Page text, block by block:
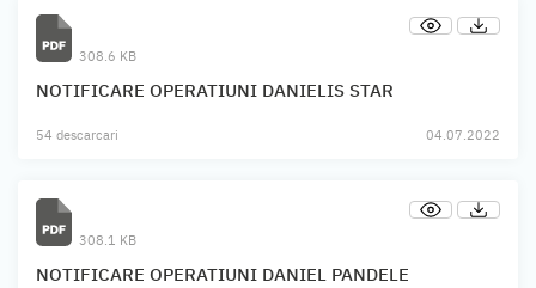
308.6 KB
NOTIFICARE OPERATIUNI DANIELIS STAR
54 descarcari 04.07.2022
308.1 KB
NOTIFICARE OPERATIUNI DANIEL PANDELE